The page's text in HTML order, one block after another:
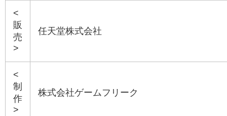
<
販
売
>
任天堂株式会社
<
制
作
>
株式会社ゲームフリーク